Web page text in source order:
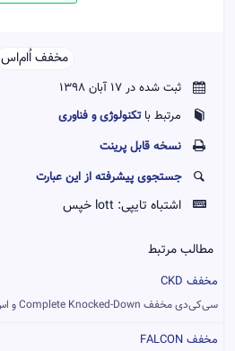
مخفف اُ‌ام‌اس‌‌
ثبت شده در 17 آبان 1398
مرتبط باتکنولوژی و فناوری
نسخه قابل پرينت
جستجوی پیشرفته از این عبارت
اشتباه تایپی: lott خپس
مطالب مرتبط
مخفف CKD
سی‌کی‌دی مخفف Complete Knocked-Down و اس‌کی‌دی محفف Semi Kno...
مخفف FALCON